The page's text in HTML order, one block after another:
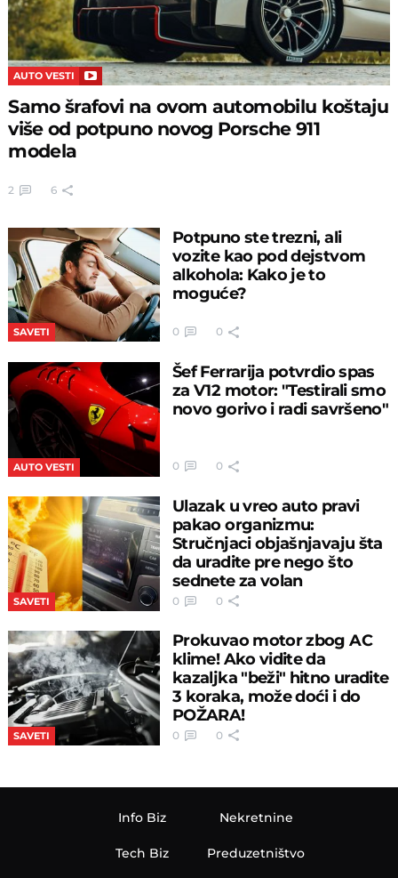
AUTO VESTI
Samo šrafovi na ovom automobilu koštaju
više od potpuno novog Porsche 911
modela
2 6
SAVETI
Potpuno ste trezni, ali
vozite kao pod dejstvom
alkohola: Kako je to
moguće?
0 0
AUTO VESTI
Šef Ferrarija potvrdio spas
za V12 motor: "Testirali smo
novo gorivo i radi savršeno"
0 0
SAVETI
Ulazak u vreo auto pravi
pakao organizmu:
Stručnjaci objašnjavaju šta
da uradite pre nego što
sednete za volan
0 0
SAVETI
Prokuvao motor zbog AC
klime! Ako vidite da
kazaljka "beži" hitno uradite
3 koraka, može doći i do
POŽARA!
0 0
Info Biz
Tech Biz
Nekretnine
Preduzetništvo